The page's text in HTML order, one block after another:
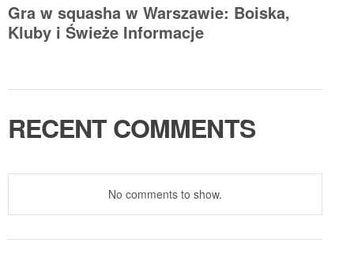
Gra w squasha w Warszawie: Boiska,
Kluby i Świeże Informacje
RECENT COMMENTS
No comments to show.